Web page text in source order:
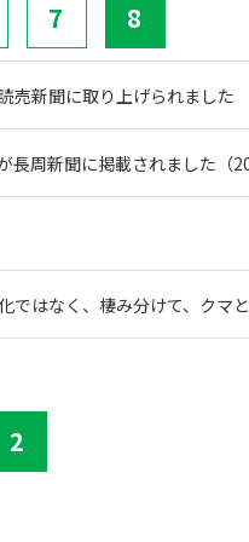
7 8
売新聞に取り上げられました
長周新聞に掲載されました（
ではなく、棲み分けて、クマ
2